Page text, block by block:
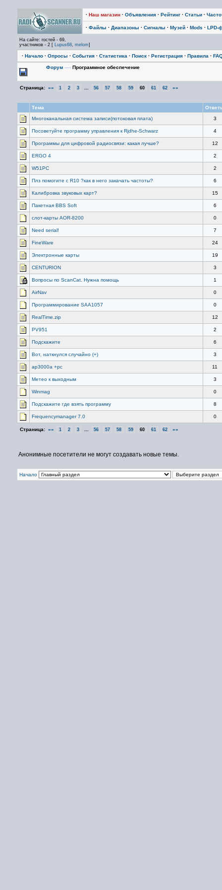
· Наш магазин · Объявления · Рейтинг · Статьи ·
· Файлы · Диапазоны · Сигналы · Музей · Mods · LPD-
На сайте: гостей - 69,
участников - 2 [ Lupus68, melom]
· Начало · Опросы · События · Статистика · Поиск · Регистрация · Правила ·
Форум —› Программное обеспечение
Страница: «« 1 2 3 56 57 58 59 60 61 62 »»
Тема
Многоканальная система записи(потоковая плата)
3
Посоветуйте программу управления к Rjdhe-Schwarz 4
Программы для цифровой радиосвязи: какая лучше? 12
ERGO 4 2
W51PC 2
Плз помогите с R10 ?как в него закачать частоты? 6
Калибровка звуковых карт? 15
Пакетная BBS Soft 6
слот-карты AOR-8200 0
Need serial! 7
FineWare 24
Электронные карты 19
CENTURION 3
Вопросы по ScanCat. Нужна помощь 1
AirNav 0
Программирование SAA1057 0
RealTime.zip 12
PV951 2
Подскажите 6
Вот, наткнулся случайно (+) 3
ар3000а +рс 11
Метео к выходным 3
Winmag 0
Подскажите где взять программу 8
Frequencymanager 7.0 0
Страница: «« 1 2 3 56 57 58 59 60 61 62 »»
Анонимные посетители не могут создавать новые темы.
Начало